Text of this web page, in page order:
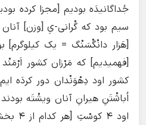
[هَزار دانْگْسَنْگ = یک کیلوگرم]
[فهمیدیم] که مَرْزان کشور
کشور اود دِهْوَنْدان دور کردَه
اُباشْتَنِ هیرانِ آنان ویشْتَه
اود